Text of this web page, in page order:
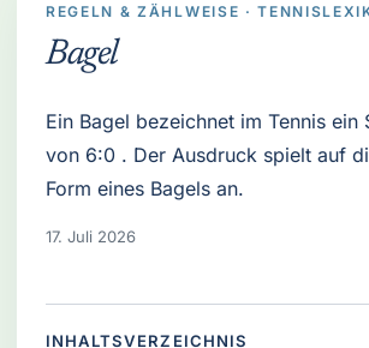
REGELN & ZÄHLWEISE ·
Bagel
Ein Bagel bezeichnet im Tennis ein
von 6:0 . Der Ausdruck spielt auf
Form eines Bagels an.
17. Juli 2026
INHALTSVERZEICHNIS